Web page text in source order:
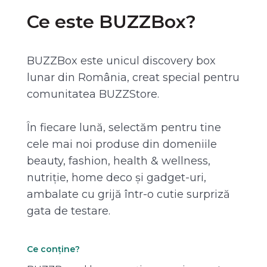
Ce este BUZZBox?
BUZZBox este unicul discovery box
lunar din România, creat special pentru
comunitatea BUZZStore.
În fiecare lună, selectăm pentru tine
cele mai noi produse din domeniile
beauty, fashion, health & wellness,
nutriție, home deco și gadget-uri,
ambalate cu grijă într-o cutie surpriză
gata de testare.
Ce conține?